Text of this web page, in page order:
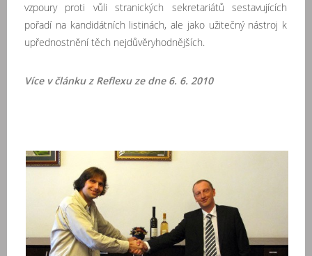
vzpoury proti vůli stranických sekretariátů sestavujících
pořadí na kandidátních listinách, ale jako užitečný nástroj k
upřednostnění těch nejdůvěryhodnějších.
Více v článku z Reflexu ze dne 6. 6. 2010